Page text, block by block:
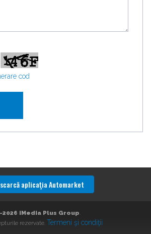
cod
aplicaţia Automarket
2026 iMedia Plus Group.
rezervate. Termeni şi condiţii